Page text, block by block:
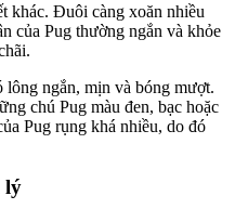
khác. Đuôi càng xoăn nhiều
của Pug thường ngắn và khỏe
lông ngắn, mịn và bóng mượt.
chú Pug màu đen, bạc hoặc
Pug rụng khá nhiều, do đó
lý